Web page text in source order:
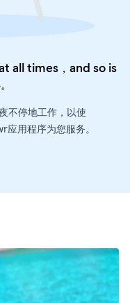
all times，and so is
。
不停地工作，以使
用程序为您服务。